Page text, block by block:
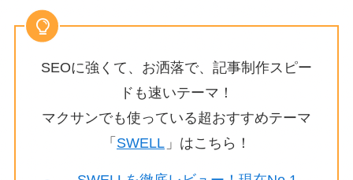
SEOに強くて、お洒落で、記事制作スピー
ドも速いテーマ！
マクサンでも使っている超おすすめテーマ
「 SWELL 」はこちら！